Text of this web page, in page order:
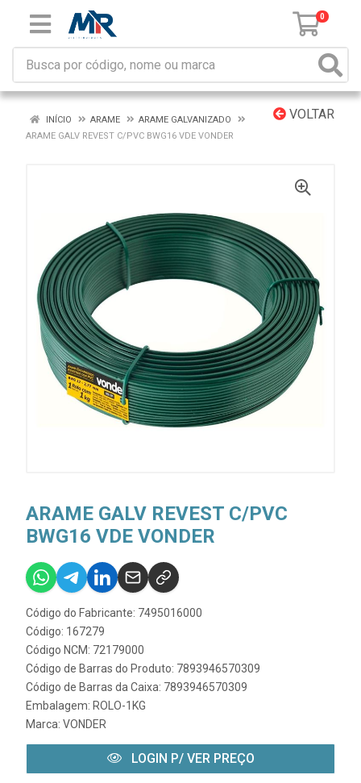
0
VOLTAR
INÍCIO ARAME
ARAME GALVANIZADO
ARAME GALV REVEST C/PVC BWG16 VDE VONDER
ARAME GALV REVEST C/PVC
BWG16 VDE VONDER
Código do Fabricante: 7495016000
Código: 167279
Código NCM: 72179000
Código de Barras do Produto: 7893946570309
Código de Barras da Caixa: 7893946570309
Embalagem: ROLO-1KG
Marca: VONDER
LOGIN P/ VER PREÇO